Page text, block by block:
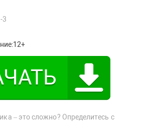
3
12+
– это сложно? Определитесь с